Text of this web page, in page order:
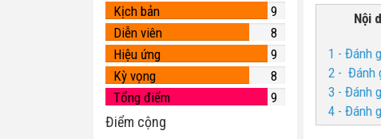
Kịch bản
9
Diễn viên
8
Hiệu ứng
9
Kỳ vọng
8
Tổng điểm
9
Điểm cộng
Nội
1 - Đánh
2 - Đánh
3 - Đánh
4 - Đánh